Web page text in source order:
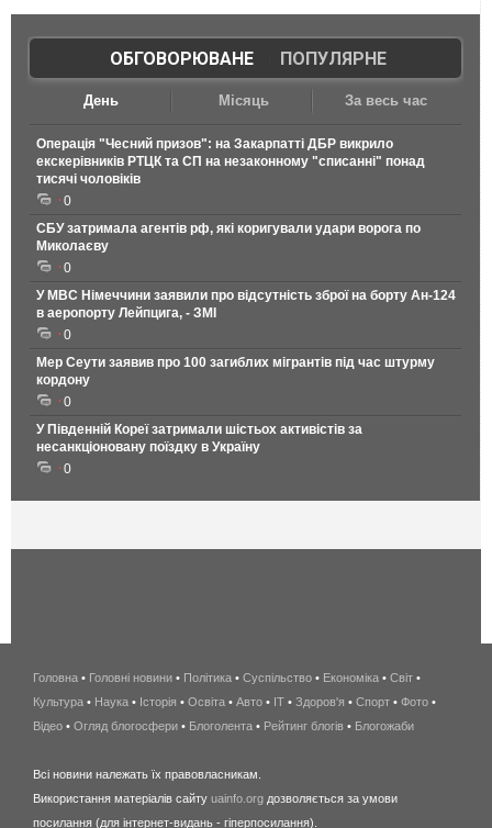
ОБГОВОРЮВАНЕ| ПОПУЛЯРНЕ
День Місяць За весь час
Операція "Чесний призов": на Закарпатті ДБР викрило
екскерівників РТЦК та СП на незаконному "списанні" понад
тисячі чоловіків
0
СБУ затримала агентів рф, які коригували удари ворога по
Миколаєву
0
У МВС Німеччини заявили про відсутність зброї на борту Ан-124
в аеропорту Лейпцига, - ЗМІ
0
Мер Сеути заявив про 100 загиблих мігрантів під час штурму
кордону
0
У Південній Кореї затримали шістьох активістів за
несанкціоновану поїздку в Україну
0
беспроводной
интернет
киев
wimax
Головна • Головні новини • Політика • Суспільство • Економіка • Світ •
Культура • Наука • Історія • Освіта • Авто • IT • Здоров'я • Спорт • Фото •
Відео • Огляд блогосфери • Блоголента • Рейтинг блогів • Блогожаби
Всі новини належать їх правовласникам.
Використання матеріалів сайту uainfo.org дозволяється за умови
посилання (для інтернет-видань - гіперпосилання).